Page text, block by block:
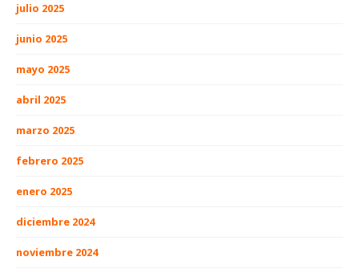
julio 2025
junio 2025
mayo 2025
abril 2025
marzo 2025
febrero 2025
enero 2025
diciembre 2024
noviembre 2024